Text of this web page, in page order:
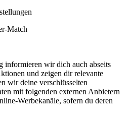
Match
wir dich auch abseits
und zeigen dir relevante
wir deine verschlüsselten
mit folgenden externen Anbietern
Werbekanäle, sofern du deren